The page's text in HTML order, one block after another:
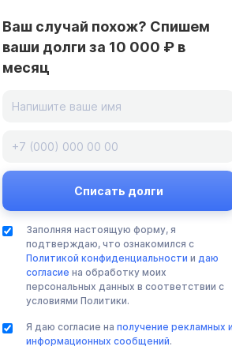
Ваш случай похож? Спишем
ваши долги за 10 000 ₽ в
месяц
Заполняя настоящую форму, я
подтверждаю, что ознакомился с
Политикой конфиденциальности и даю
согласие на обработку моих
персональных данных в соответствии с
условиями Политики.
Я даю согласие на получение рекламных
информационных сообщений.